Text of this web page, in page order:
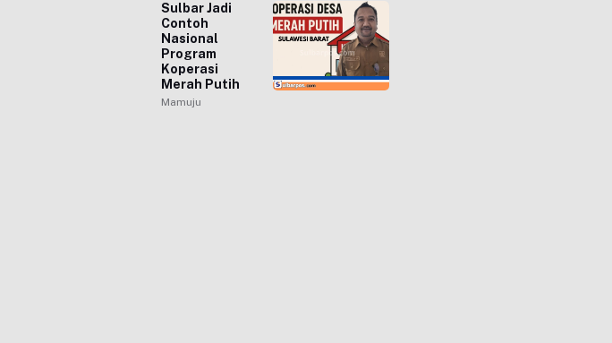
Sulbar Jadi
Contoh
Nasional
Program
Koperasi
Merah Putih
Mamuju